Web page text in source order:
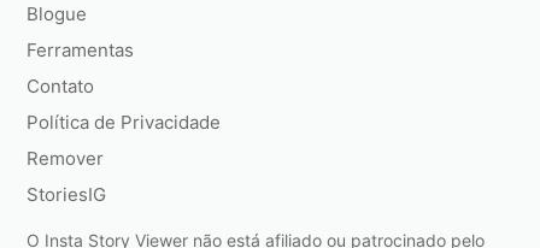
Blogue
Ferramentas
Contato
Política de Privacidade
Remover
StoriesIG
O Insta Story Viewer não está afiliado ou patrocinado pelo